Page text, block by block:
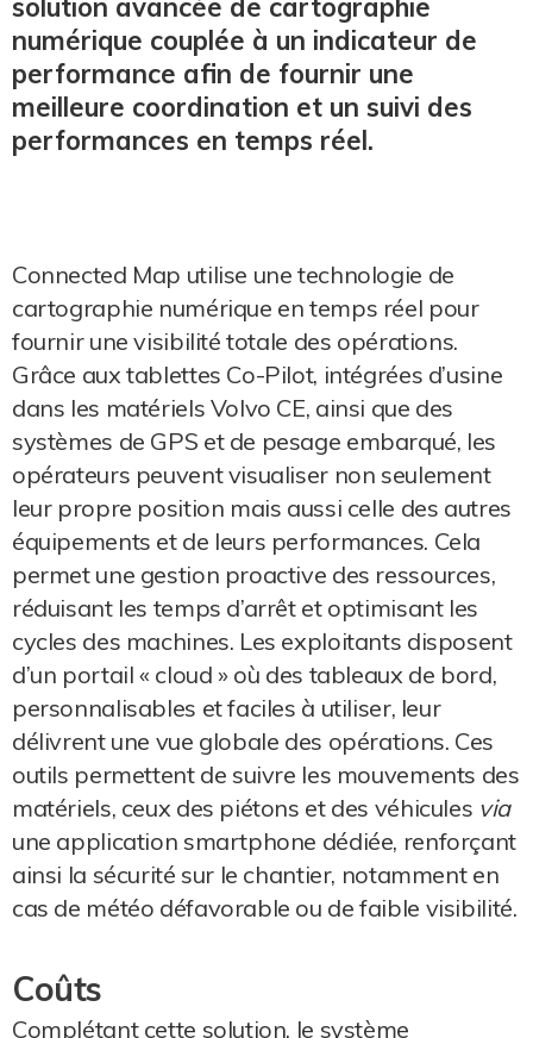
solution avancée de cartographie
numérique couplée à un indicateur de
performance afin de fournir une
meilleure coordination et un suivi des
performances en temps réel.
Connected Map utilise une technologie de
cartographie numérique en temps réel pour
fournir une visibilité totale des opérations.
Grâce aux tablettes Co-Pilot, intégrées d’usine
dans les matériels Volvo CE, ainsi que des
systèmes de GPS et de pesage embarqué, les
opérateurs peuvent visualiser non seulement
leur propre position mais aussi celle des autres
équipements et de leurs performances. Cela
permet une gestion proactive des ressources,
réduisant les temps d’arrêt et optimisant les
cycles des machines. Les exploitants disposent
d’un portail « cloud » où des tableaux de bord,
personnalisables et faciles à utiliser, leur
délivrent une vue globale des opérations. Ces
outils permettent de suivre les mouvements des
matériels, ceux des piétons et des véhicules via
une application smartphone dédiée, renforçant
ainsi la sécurité sur le chantier, notamment en
cas de météo défavorable ou de faible visibilité.
Coûts
Complétant cette solution, le système